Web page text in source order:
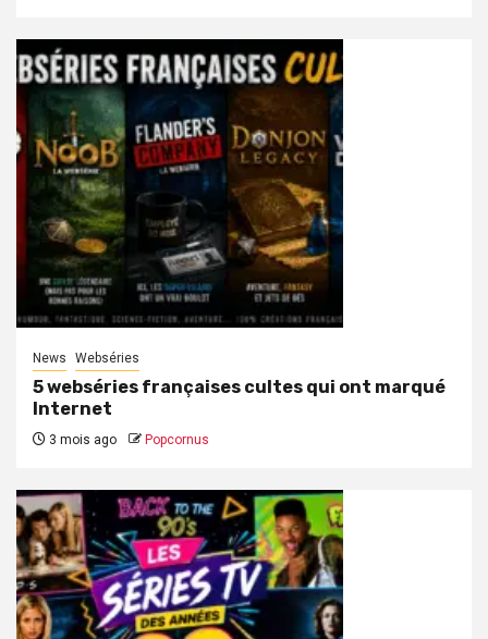
News Webséries
5 webséries françaises cultes qui ont marqué
Internet
3 mois ago Popcornus